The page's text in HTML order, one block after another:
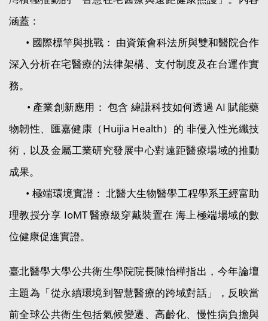
涵蓋：
• 國際標竿與挑戰： 由資策會科法所與雙和醫院合作
深入分析在宅醫療的法律架構、支付制度及在台運作實
務。
• 產業創新應用： 包含 緯謙科技如何透過 AI 賦能藥
物韌性、匯嘉健康（Huijia Health）的 非侵入性光纖技
術，以及金屬工業研究發展中心對遠距醫療場域的推動
成果。
• 極端環境實證： 北醫大生物醫學工程學系王經富助
理教授分享 IoMT 醫療級穿戴裝置在 海上極端場域的數
位健康促進實證。
臺北醫學大學公共衛生學院院長陳怡樺指出，今年論壇
主題為「從永續環境到智慧醫療的跨域對話」，反映當
前全球公共衛生包括氣候變遷、高齡化、慢性病負擔與